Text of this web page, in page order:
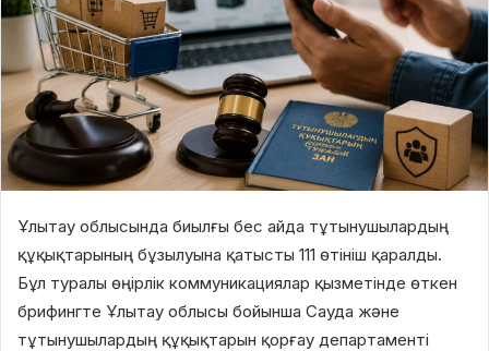
Ұлытау облысында биылғы бес айда тұтынушылардың
құқықтарының бұзылуына қатысты 111 өтініш қаралды.
Бұл туралы өңірлік коммуникациялар қызметінде өткен
брифингте Ұлытау облысы бойынша Сауда және
тұтынушылардың құқықтарын қорғау департаменті